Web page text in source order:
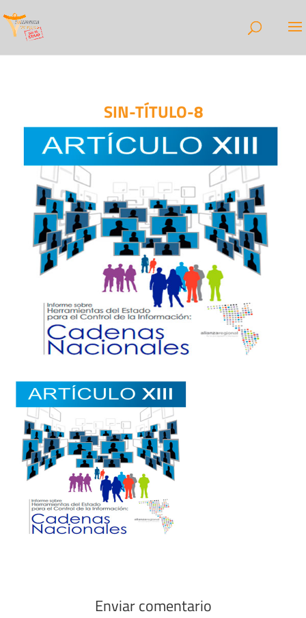
SIN-TÍTULO-8
Enviar comentario